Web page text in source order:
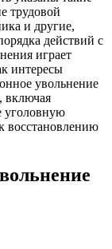
трудовой
и другие,
действий с
играет
интересы
увольнение
включая
уголовную
восстановлению